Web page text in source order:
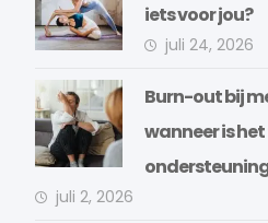
iets voor jou?
juli 24, 2026
Burn-out bij
wanneer is
juli 2, 2026